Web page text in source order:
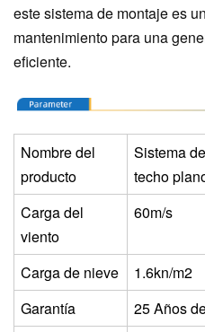
este sistema de montaje es
mantenimiento para una
eficiente.
Nombre del
producto
Sistema
techo
Carga del
viento
60m/s
Carga de nieve
1.6kn/m2
Garantía
25Años